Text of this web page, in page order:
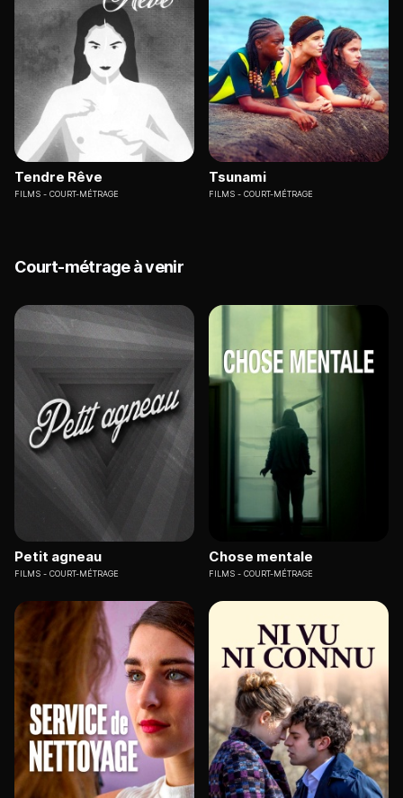
Tendre Rêve
FILMS COURT-MÉTRAGE
Tsunami
FILMS COURT-MÉTRAGE
Court-métrage à venir
Petit agneau
FILMS COURT-MÉTRAGE
Chose mentale
FILMS COURT-MÉTRAGE